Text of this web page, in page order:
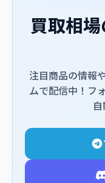
買取相
注目商品の情報
ムで配信中！フ